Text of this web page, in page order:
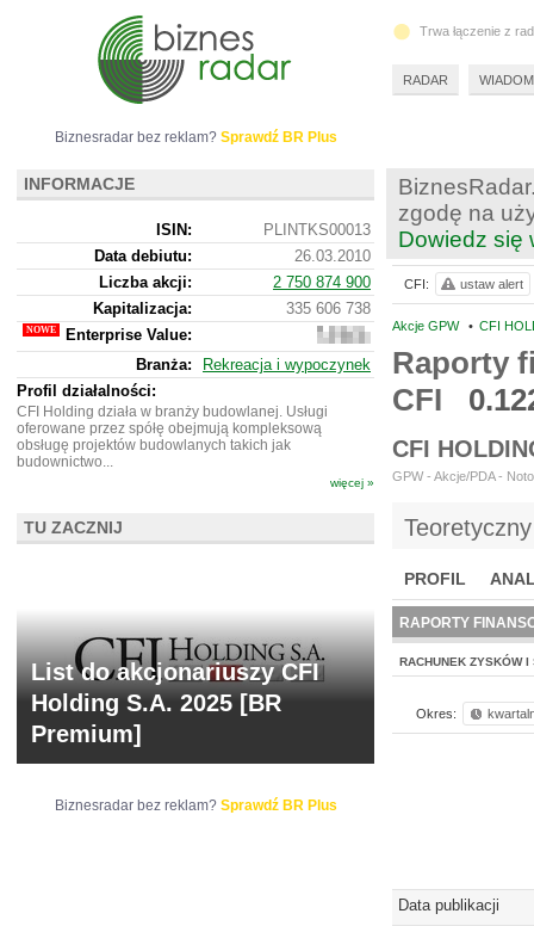
zgodę na
Dowiedz się
Akcje GPW • CFI
Raporty
CFI
CFI
GPW - Akcje/PDA -
PROFIL
BR LAB
RAPORTY
RACHUNEK ZYSKÓW I
Okres:
Data publikacji
CFI: ustaw alert
Biznesradar bez reklam? Sprawdź BR Plus
INFORMACJE
ISIN:
PLINTKS00013
Data debiutu:
26.03.2010
Liczba akcji:
2 750 874 900
Kapitalizacja:
335 606 738
Enterprise Value:
513
841
738
Branża:
Rekreacja i wypoczynek
Profil działalności:
CFI Holding działa w branży budowlanej. Usługi
oferowane przez spółę obejmują kompleksową
obsługę projektów budowlanych takich jak
budownictwo...
więcej »
TU ZACZNIJ
List do akcjonariuszy CFI
Holding S.A. 2025 [BR
Premium]
Biznesradar bez reklam? Sprawdź BR Plus
Trwa łączenie z
RADAR